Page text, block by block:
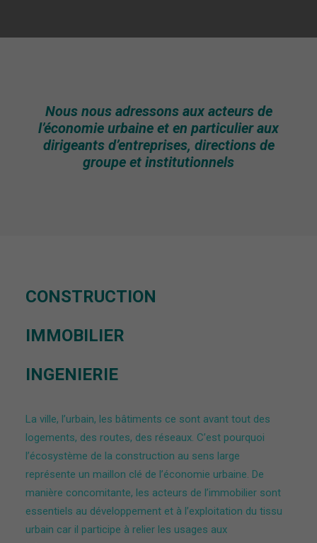
Nous nous adressons aux acteurs de
l’économie urbaine et en particulier aux
dirigeants d’entreprises, directions de
groupe et institutionnels
CONSTRUCTION
IMMOBILIER
INGENIERIE
La ville, l’urbain, les bâtiments ce sont avant tout des
logements, des routes, des réseaux. C’est pourquoi
l’écosystème de la construction au sens large
représente un maillon clé de l’économie urbaine. De
manière concomitante, les acteurs de l’immobilier sont
essentiels au développement et à l’exploitation du tissu
urbain car il participe à relier les usages aux